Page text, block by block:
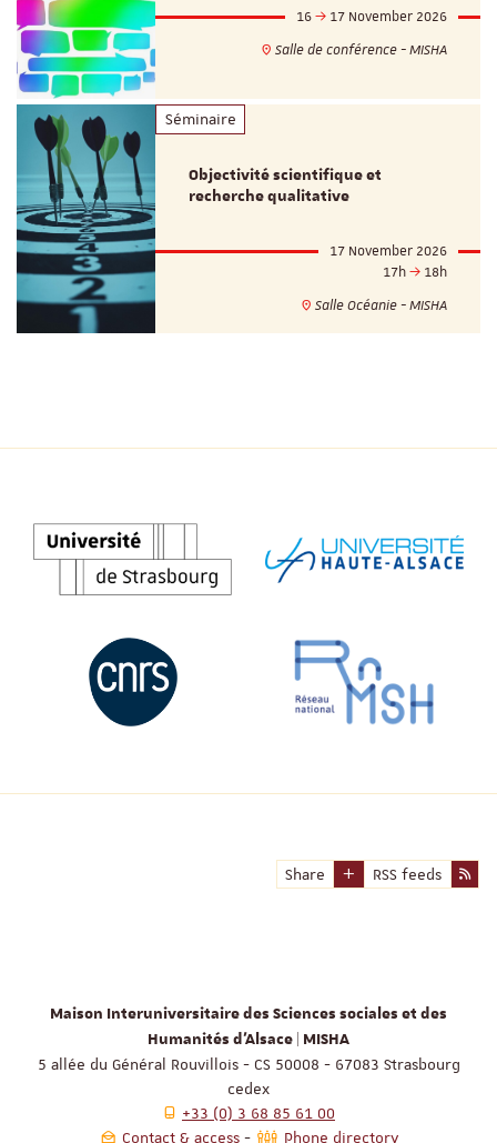
16
17 November 2026
Salle de conférence - MISHA
Séminaire
Objectivité scientifique et
recherche qualitative
17 November 2026
17h
18h
Salle Océanie - MISHA
Share RSS feeds
Maison Interuniversitaire des Sciences sociales et des
Humanités d'Alsace | MISHA
5 allée du Général Rouvillois - CS 50008 - 67083 Strasbourg
cedex
+33 (0) 3 68 85 61 00
Contact & access
Phone directory